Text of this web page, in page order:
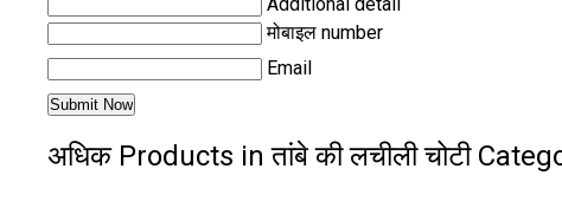
मोबाइल number
Email
अधिक Products in तांबे की लचीली चोटी